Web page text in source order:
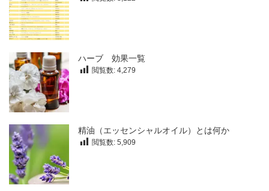
ハーブ 効果一覧
閲覧数: 4,279
精油（エッセンシャルオイル）とは何か
閲覧数: 5,909